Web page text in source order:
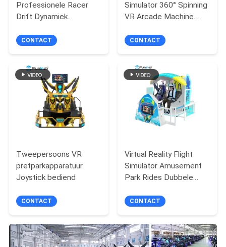
Professionele Racer
Drift Dynamiek
Game Machine
CONTACT
Simulator 360° Spinning
VR Arcade Machine
Coaster Games
CONTACT
Tweepersoons VR
pretparkapparatuur
Joystick bediend
CONTACT
Virtual Reality Flight
Simulator Amusement
Park Rides Dubbele
Vliegende Spelmachine
CONTACT